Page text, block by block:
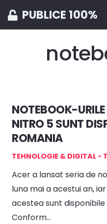
PUBLICE 100%
NOTEBOOK-
NITRO 5 SUNT
ROMANIA
TEHNOLOGIE & DIGITAL -
Acer a lansat seria de
luna mai a acestui an,
acestea sunt
Conform…